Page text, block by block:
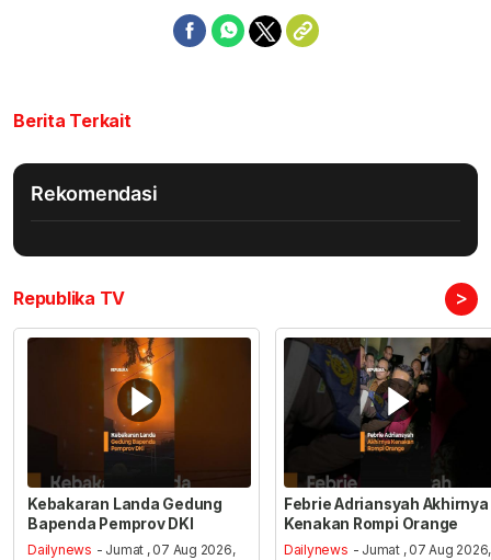
Berita Terkait
Rekomendasi
Republika TV >
Kebakaran Landa Gedung
Bapenda Pemprov DKI
Dailynews - Jumat , 07 Aug 2026,
Febrie Adriansyah Akhirnya
Kenakan Rompi Orange
Dailynews - Jumat , 07 Aug 2026,